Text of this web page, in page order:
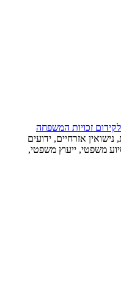
נישואין אזרחיים, ידועים
משפטי, ייעוץ משפטי,